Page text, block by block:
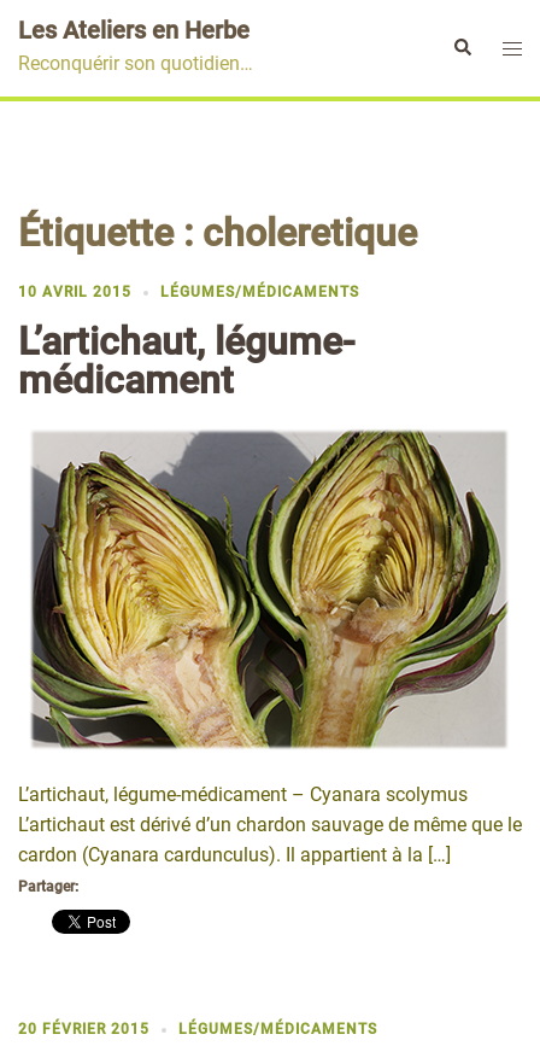
au
contenu
Les Ateliers en Herbe
Reconquérir son quotidien…
Rechercher
Étiquette : choleretique
10 AVRIL 2015 LÉGUMES/MÉDICAMENTS
L’artichaut, légume-
médicament
L’artichaut, légume-médicament – Cyanara scolymus
L’artichaut est dérivé d’un chardon sauvage de même que le
cardon (Cyanara cardunculus). Il appartient à la […]
Partager:
20 FÉVRIER 2015 LÉGUMES/MÉDICAMENTS